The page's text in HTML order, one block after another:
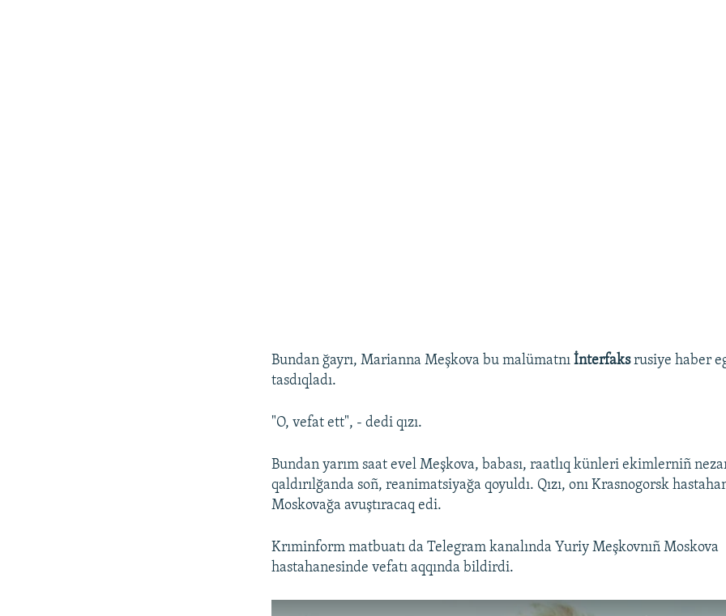
Bundan ğayrı, Marianna Meşkova bu malümatnıİnterfaksrusiye haber
tasdıqladı.
"O, vefat ett", - dedi qızı.
Bundan yarım saat evel Meşkova, babası, raatlıq künleri ekimlerniñ
qaldırılğanda soñ, reanimatsiyağa qoyuldı. Qızı, onı Krasnogorsk
Moskovağa avuştıracaq edi.
Krıminform matbuatı da Telegram kanalında Yuriy Meşkovnıñ Moskova
hastahanesinde vefatı aqqında bildirdi.